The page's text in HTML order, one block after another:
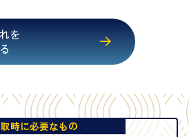
を
時に必要なもの